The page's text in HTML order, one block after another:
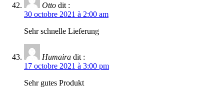
Otto dit :
30 octobre 2021 à 2:00 am
Sehr schnelle Lieferung
Humaira dit :
17 octobre 2021 à 3:00 pm
Sehr gutes Produkt